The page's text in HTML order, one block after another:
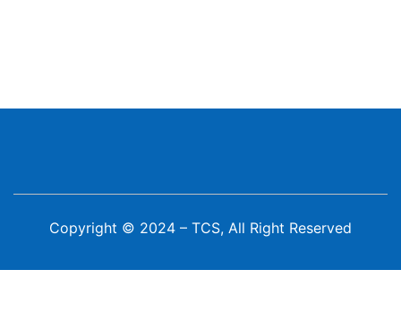
Copyright © 2024 – TCS, All Right Reserved